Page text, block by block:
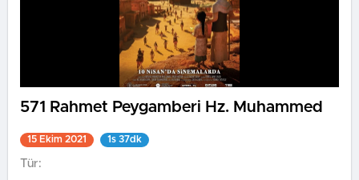
571 Rahmet Peygamberi Hz. Muhammed
15 Ekim 2021 1s 37dk
Tür: